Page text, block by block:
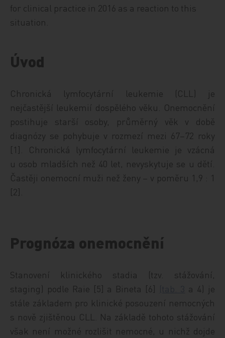
for clinical practice in 2016 as a reaction to this
situation.
Úvod
Chronická lymfocytární leukemie (CLL) je
nejčastější leukemií dospělého věku. Onemocnění
postihuje starší osoby, průměrný věk v době
diagnózy se pohybuje v rozmezí mezi 67–72 roky
[1]. Chronická lymfocytární leukemie je vzácná
u osob mladších než 40 let, nevyskytuje se u dětí.
Častěji onemocní muži než ženy – v poměru 1,9 : 1
[2].
Prognóza onemocnění
Stanovení klinického stadia (tzv. stážování,
staging) podle Raie [5] a Bineta [6]
a 4) je
stále základem pro klinické posouzení nemocných
s nově zjištěnou CLL. Na základě tohoto stážování
však není možné rozlišit nemocné, u nichž dojde